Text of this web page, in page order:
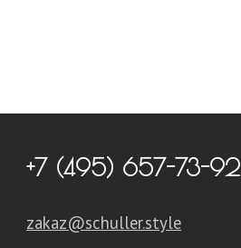
+7 (495) 657-73-92
zakaz@schuller.style